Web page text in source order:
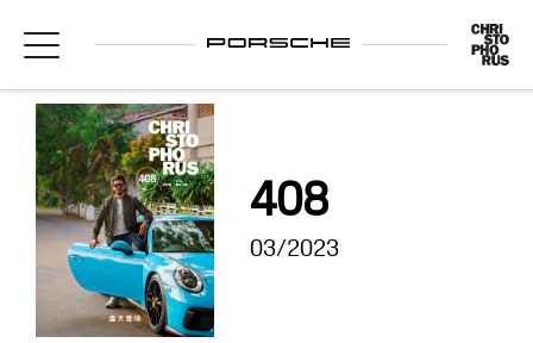
408
03/2023